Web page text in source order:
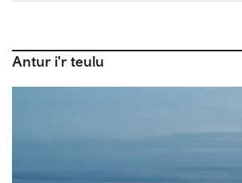
Antur i'r teulu